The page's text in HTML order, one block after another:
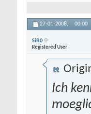
27-01-2008, 00:00
SiR0
Registered User
Ich